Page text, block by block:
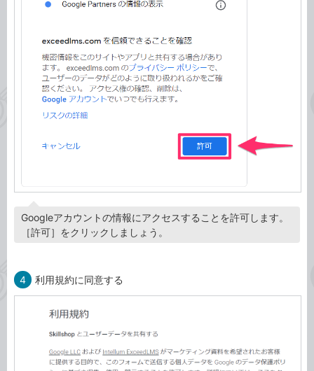
Googleアカウントの情報にアクセスすることを許可します。
［許可］をクリックしましょう。
4 利用規約に同意する